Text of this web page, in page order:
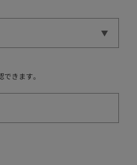
きます。